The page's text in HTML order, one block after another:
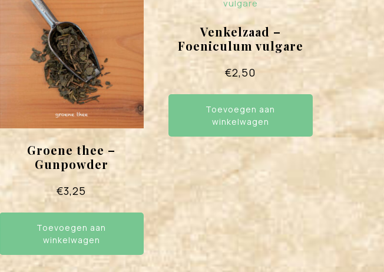
Groene thee –
Gunpowder
€3,25
Toevoegen aan
winkelwagen
Venkelzaad –
Foeniculum vulgare
€2,50
Toevoegen aan
winkelwagen